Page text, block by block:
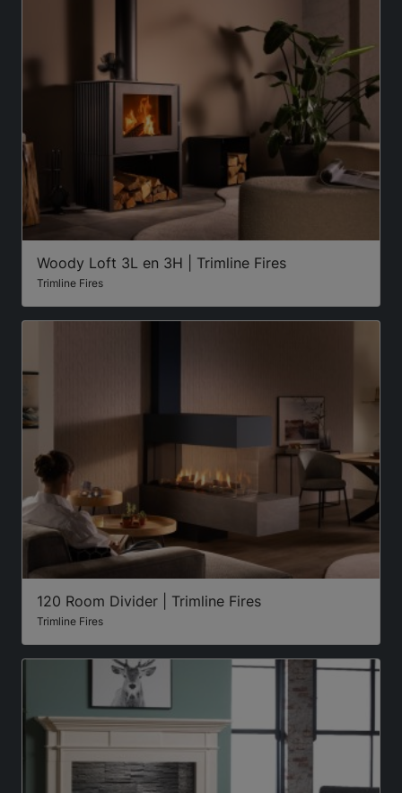
Woody Loft 3L en 3H | Trimline Fires
Trimline Fires
120 Room Divider | Trimline Fires
Trimline Fires